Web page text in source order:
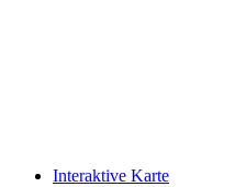
Interaktive Karte